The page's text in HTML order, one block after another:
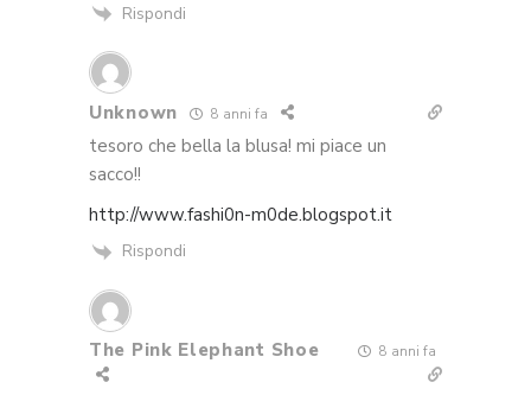
Rispondi
Unknown 8 anni fa
tesoro che bella la blusa! mi piace un
sacco!!
http://www.fashi0n-m0de.blogspot.it
Rispondi
The Pink Elephant Shoe 8 anni fa